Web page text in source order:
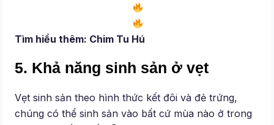
Tìm hiểu thêm: Chim Tu Hú
5. Khả năng sinh sản ở vẹt
Vẹt sinh sản theo hình thức kết đôi và đẻ trứng,
chúng có thể sinh sản vào bất cứ mùa nào ở trong